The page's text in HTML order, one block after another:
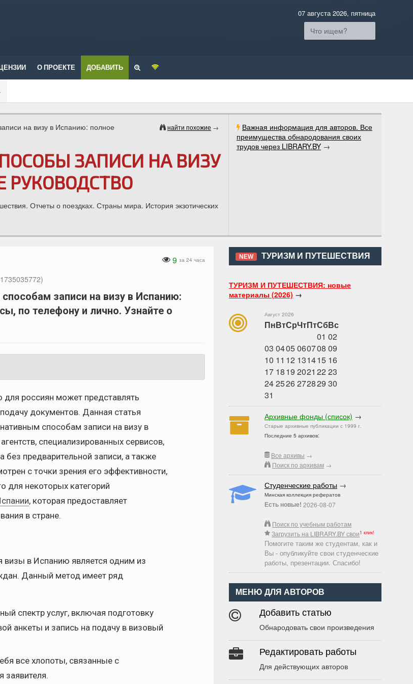
07 августа 2026, пятница
О ПРОЕКТЕ ДОБАВИТЬ
Важная информация для авторов. Все
преимущества обнародования своих
трудов через LIBRARY.BY →
найти похожие →
на визу в Испанию: полное
ЗАПИСИ НА ВИЗУ
РУКОВОДСТВО
Отчеты о поездках. Страны мира. История экзотических
NEW ТУРИЗМ И ПУТЕШЕСТВИЯ
ТУРИЗМ И ПУТЕШЕСТВИЯ: новые
материалы (2026) →
Август 2026
ПнВтСрЧтПтСбВс
01 02
03 0405060708 09
10 11 12 131415 16
17 1819 2021 22 23
242526272829 30
31
Архивные фонды (список) →
Старые архивные публикации с 1999 г.
Последние 5 архивов:
Все архивы →
Поиск по архивам →
Студенческие работы →
Минская коллекция рефератов
Есть новые! 2026-08-07
Поиск по учебным работам
Загрузить на LIBRARY.BY свои1 клик!
Помогите таким же студентам, как и
Вы - опубликуйте свои студенческие
работы, презентации. Спасибо!
МЕНЮ ДЛЯ АВТОРОВ
Добавить статью
Обнародовать свои произведения
Редактировать работы
Для действующих авторов
9 за 24 часа
записи на визу в Испанию:
по телефону и лично. Узнайте о
россиян может представлять
документов. Данная статья
способам записи на визу в
специализированных сервисов,
без предварительной записи, а также
с точки зрения его эффективности,
для некоторых категорий
, которая предоставляет
в стране.
визы в Испанию является одним из
Данный метод имеет ряд
спектр услуг, включая подготовку
анкеты и запись на подачу в визовый
все хлопоты, связанные с
заявителя.